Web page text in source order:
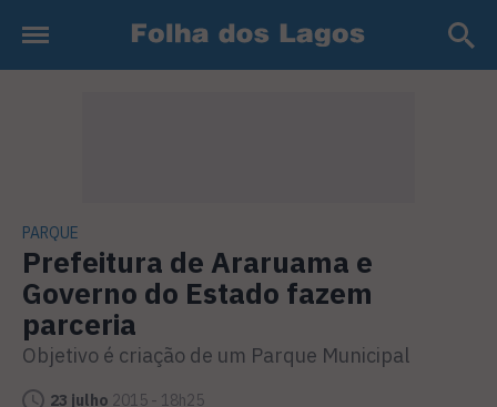
PARQUE
Prefeitura de Araruama e
Governo do Estado fazem
parceria
Objetivo é criação de um Parque Municipal
23 julho 2015 - 18h25